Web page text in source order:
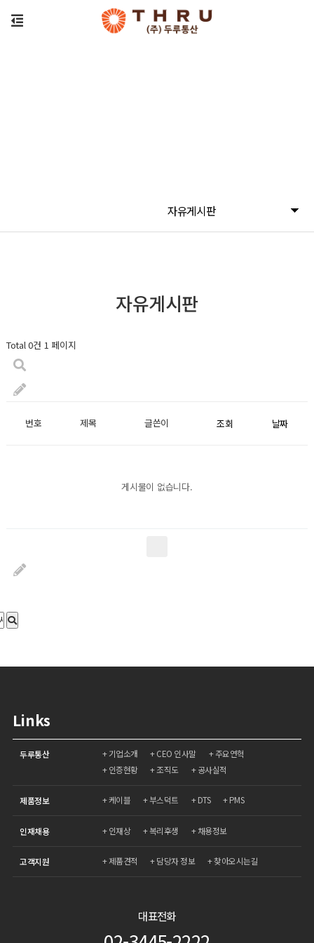
자유게시판
자유게시판
Total 0건 1 페이지
번호 제목 글쓴이 조회 날짜
게시물이 없습니다.
Links
두루통산 기업소개 CEO 인사말
주요연혁
인증현황
조직도 공사실적
제품정보 케이블 부스덕트 DTS PMS
인재채용 인재상 복리후생 채용정보
고객지원 제품견적 담당자 정보 찾아오시는길
대표전화